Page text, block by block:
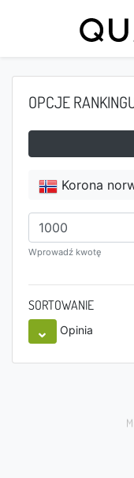
OPCJE
Korona
Wprowadź kwotę
SORTOWANIE
Opinia